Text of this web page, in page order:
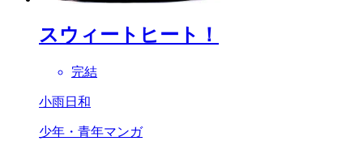
スウィートヒート！
完結
小雨日和
少年・青年マンガ